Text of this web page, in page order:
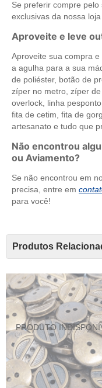
Se preferir compre
exclusivas da nossa
Aproveite e leve
Aproveite sua compra
a agulha para a sua
de poliéster, botão de
zíper no metro, zíper
overlock, linha
fita de cetim, fita de
artesanato e tudo que
Não encontrou
ou Aviamento?
Se não encontrou em
precisa, entre em
para você!
Produtos